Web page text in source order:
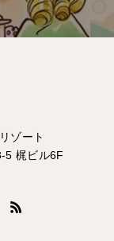
ゾート
5 梶ビル6F